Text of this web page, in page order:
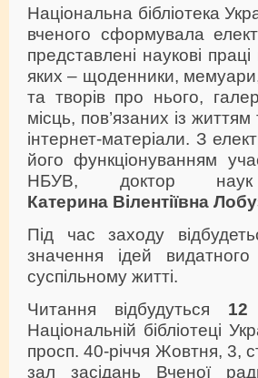
Національна бібліотека
вченого сформувала
представлені наукові
яких – щоденники, мемуари,
та творів про нього,
місць, пов’язаних із
інтернет-матеріали. З
його функціонуванням
НБУВ, доктор наук
Катерина Вілентіївна
Під час заходу
значення ідей
суспільному житті.
Читання відбудуться 12
Національній бібліотеці
просп. 40-річчя Жовтня, 3,
зал засідань Вченої